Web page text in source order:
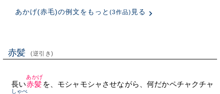
あかげ(赤毛)の例文をもっと (3作品) 見る
赤髪 (逆引き)
長い赤髪
あかげ
を、モシャモシャさせながら、何だかペチャクチャ
しゃべ